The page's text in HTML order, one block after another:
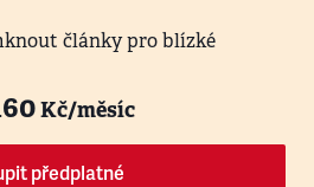
články pro blízké
Kč/měsíc
předplatné